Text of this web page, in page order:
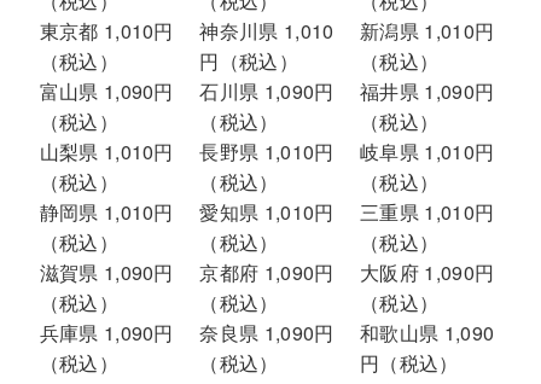
東京都 1,010円
（税込）
神奈川県 1,010
円（税込）
新潟県 1,010円
（税込）
富山県 1,090円
（税込）
石川県 1,090円
（税込）
福井県 1,090円
（税込）
山梨県 1,010円
（税込）
長野県 1,010円
（税込）
岐阜県 1,010円
（税込）
静岡県 1,010円
（税込）
愛知県 1,010円
（税込）
三重県 1,010円
（税込）
滋賀県 1,090円
（税込）
京都府 1,090円
（税込）
大阪府 1,090円
（税込）
兵庫県 1,090円
（税込）
奈良県 1,090円
（税込）
和歌山県 1,090
円（税込）